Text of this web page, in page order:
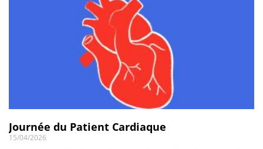
Journée du Patient Cardiaque
15/04/2026